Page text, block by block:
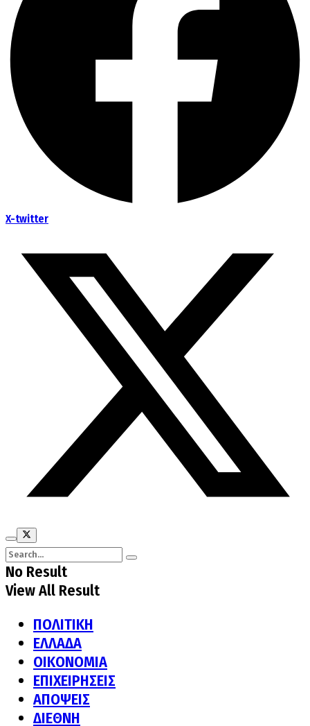
X-twitter
No Result
View All Result
ΠΟΛΙΤΙΚΗ
ΕΛΛΑΔΑ
ΟΙΚΟΝΟΜΙΑ
ΕΠΙΧΕΙΡΗΣΕΙΣ
ΑΠΟΨΕΙΣ
ΔΙΕΘΝΗ